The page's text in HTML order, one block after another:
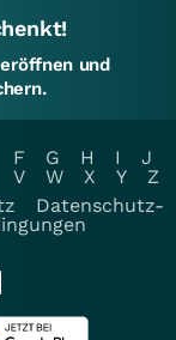
und
F G H I
J
V W X Y
Z
Datenschutz-